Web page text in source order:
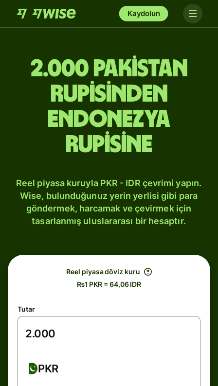
Kaydolun
2.000 Pakistan
rupisinden
Endonezya
rupisine
Reel piyasa kuruyla PKR - IDR çevrimi yapın.
Wise, bulunduğunuz yerin yerlisi gibi para
göndermek, harcamak ve çevirmek için
tasarlanmış uluslararası bir hesaptır.
Reel piyasa döviz kuru
₨1 PKR = 64,06 IDR
Tutar
PKR